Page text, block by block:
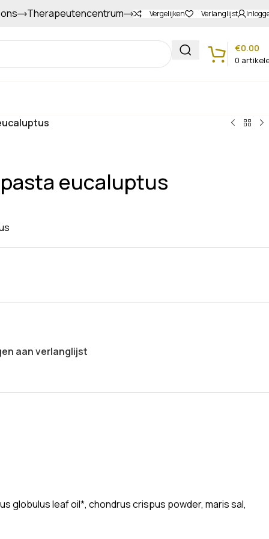
Gapers sparen voor extra korting
Therapeutencentrum Vergelijken Verlanglijst
0
€0.00
eucaluptus
aan verlanglijst
globulus leaf oil*, chondrus crispus powder, maris sal,